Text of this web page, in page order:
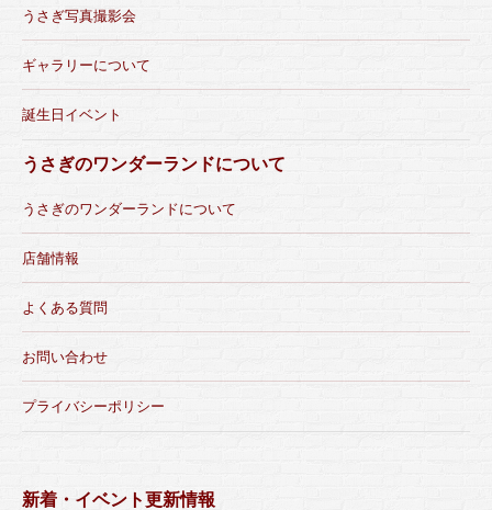
うさぎ写真撮影会
ギャラリーについて
誕生日イベント
うさぎのワンダーランドについて
うさぎのワンダーランドについて
店舗情報
よくある質問
お問い合わせ
プライバシーポリシー
新着・イベント更新情報